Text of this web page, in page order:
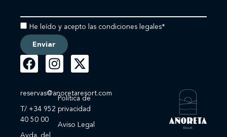
He leído y acepto las condiciones legales*
Enviar
reservas@anoretaresort.com
T/ +34 952
40 50 00
Avda. del
Política de
privacidad
Aviso Legal